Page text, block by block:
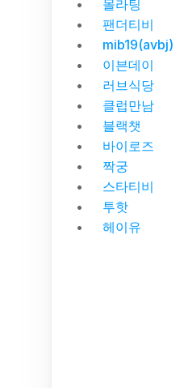
몰라팅
팬더티비
mib19(avbj)
이븐데이
러브식당
클럽만남
블랙챗
바이로즈
짝궁
스타티비
투핫
헤이유